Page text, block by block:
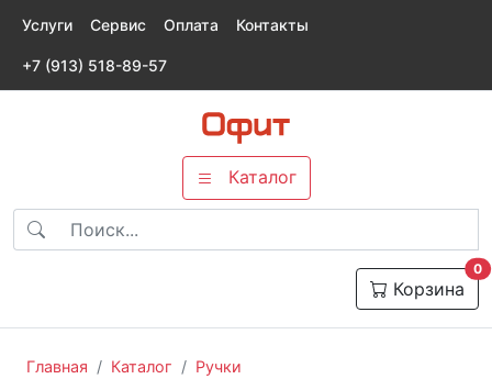
Услуги Сервис Оплата Контакты
+7 (913) 518-89-57
Каталог
Корзина
0
Главная Каталог
Ручки